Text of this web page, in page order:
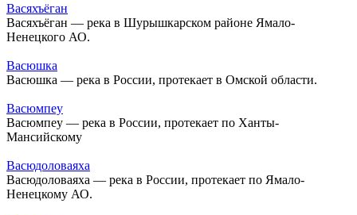
Васяхъёган
Васяхъёган — река в Шурышкарском районе Ямало-
Ненецкого АО.
Васюшка
Васюшка — река в России, протекает в Омской области.
Васюмпеу
Васюмпеу — река в России, протекает по Ханты-
Мансийскому
Васюдоловаяха
Васюдоловаяха — река в России, протекает по Ямало-
Ненецкому АО.